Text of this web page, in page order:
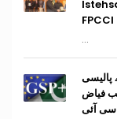
FPCCI
...
فیاض
سی آئی